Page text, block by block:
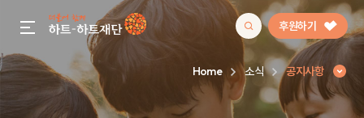
gnb menu open 후원하기
Home 소식 공지사항